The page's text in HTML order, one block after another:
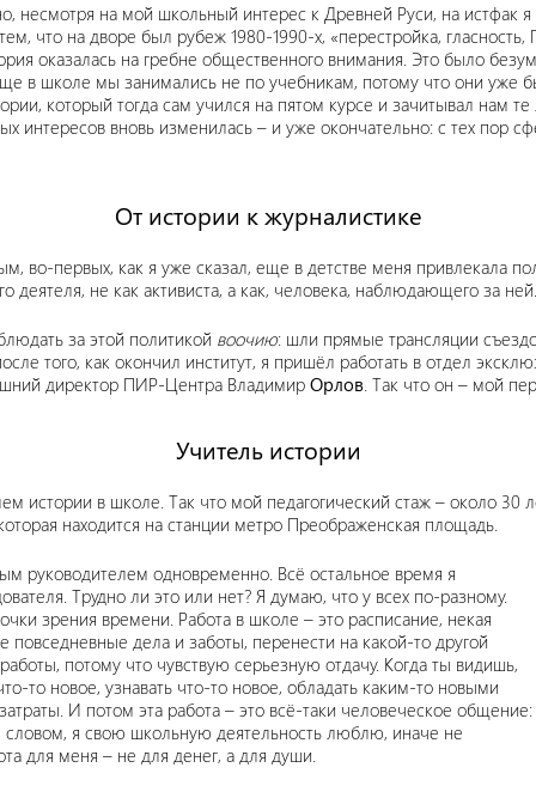
несмотря на мой школьный интерес к Древней Руси, на истфак
что на дворе был рубеж 1980-1990-х, «перестройка,
оказалась на гребне общественного внимания. Это было
в школе мы занимались не по учебникам, потому что они уже
который тогда сам учился на пятом курсе и зачитывал нам
вновь изменилась – и уже окончательно: с тех пор
От истории к журналистике
во-первых, как я уже сказал, еще в детстве меня привлекала
деятеля, не как активиста, а как, человека, наблюдающего за ней.
за этой политикой воочию: шли прямые трансляции
того, как окончил институт, я пришёл работать в отдел
директор ПИР-Центра Владимир Орлов. Так что он – мой
Учитель истории
истории в школе. Так что мой педагогический стаж – около 30
находится на станции метро Преображенская площадь.
руководителем одновременно. Всё остальное время я
Трудно ли это или нет? Я думаю, что у всех по-разному.
зрения времени. Работа в школе – это расписание, некая
дела и заботы, перенести на какой-то другой
потому что чувствую серьезную отдачу. Когда ты видишь,
то новое, узнавать что-то новое, обладать каким-то новыми
И потом эта работа – это всё-таки человеческое общение:
я свою школьную деятельность люблю, иначе не
для меня – не для денег, а для души.